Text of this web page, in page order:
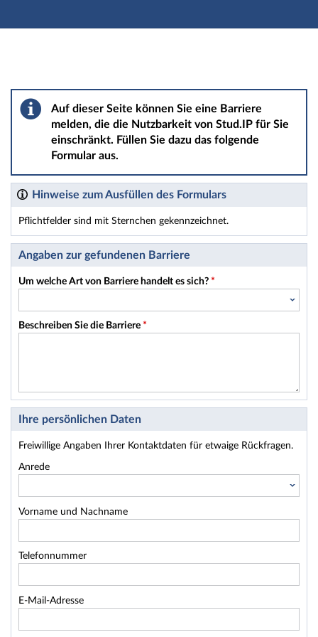
Hauptnavigation
Barriere melden
Auf dieser Seite können Sie eine Barriere
melden, die die Nutzbarkeit von Stud.IP für Sie
einschränkt. Füllen Sie dazu das folgende
Formular aus.
Hinweise zum Ausfüllen des Formulars
Pflichtfelder sind mit Sternchen gekennzeichnet.
Dieses Formular enthält Pflichtfelder.
Angaben zur gefundenen Barriere
Um welche Art von Barriere handelt es sich? *
Beschreiben Sie die Barriere *
Ihre persönlichen Daten
Freiwillige Angaben Ihrer Kontaktdaten für etwaige Rückfragen.
Anrede
Vorname und Nachname
Telefonnummer
E-Mail-Adresse